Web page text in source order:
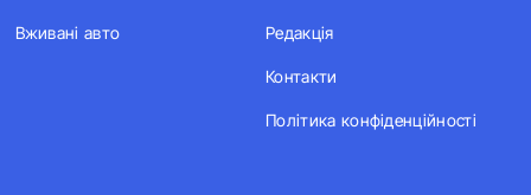
Вживані авто Редакція
Контакти
Політика конфіденційності